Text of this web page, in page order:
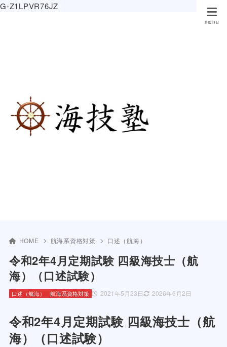
G-Z1LPVR76JZ
HOME 航海系資格対策 口述（航海）
令和2年4月定期試験 四級海技士（航
海）（口述試験）
2021年5月23日 2026年6月2日
口述（航海） 航海系資格対策
令和2年4月定期試験 四級海技士（航
海）（口述試験）